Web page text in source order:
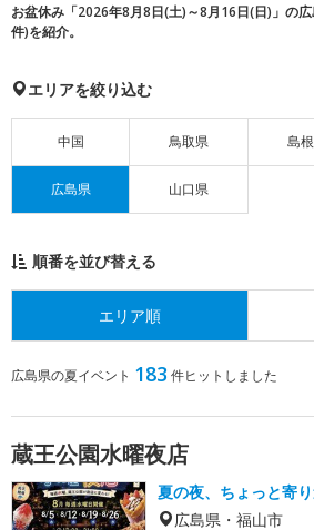
お盆休み「2026年8月8日(土)～8月16日(日)」の
件)を紹介。
エリアを絞り込む
中国 鳥取県 島
広島県 山口県
順番を並び替える
エリア順
広島県の夏イベント 183 件ヒットしました
蔵王公園水曜夜店
夏の夜、ちょっと寄り
広島県・福山市